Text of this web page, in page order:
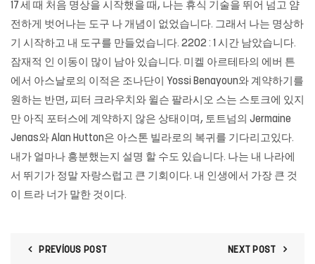
17 세 때 처음 명상을 시작했을 때, 나는 휴식 기술을 뛰어 넘고 얌
전하게 벗어나는 도구 나 개념이 없었습니다. 그래서 나는 명상하
기 시작하고 내 도구를 만들었습니다. 2202 : 1 시간 남았습니다.
잠재적 인 이동이 많이 남아 있습니다. 미켈 아르테타의 에버 튼
에서 아스날로의 이적은 조나단이 Yossi Benayoun와 계약하기를
원하는 반면, 피터 크라우치와 윌슨 팔라시오 스는 스토크에 있지
만 아직 포터스에 계약하지 않은 상태이며, 토트넘의 Jermaine
Jenas와 Alan Hutton은 아스톤 빌라로의 복귀를 기다리고있다.
내가 얼마나 흥분했는지 설명 할 수도 있습니다. 나는 내 나라에
서 뛰기가 정말 자랑스럽고 큰 기회이다. 내 인생에서 가장 큰 것
이 트라 너가 말한 것이다.
PREVIOUS POST NEXT POST